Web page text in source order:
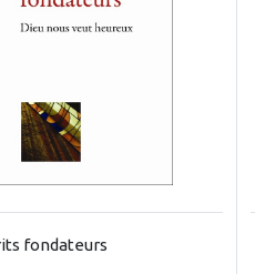
fondateurs